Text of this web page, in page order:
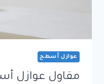
عوازل أسطح
مقاول عوازل